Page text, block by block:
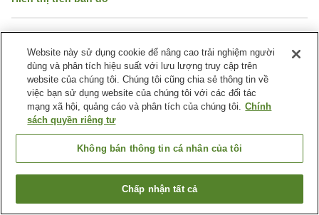
Bãi đỗ xe
Phòng Phơi Thiết Bị Trượt
Tuyết
Giao Hàng Tận Nhà
Dịch Vụ Cho Thuê Đồ Trượt
Tuyết
Trang chủ
Tìm phòng trống
Website này sử dụng cookie để nâng cao trải nghiệm người
dùng và phân tích hiệu suất với lưu lượng truy cập trên
website của chúng tôi. Chúng tôi cũng chia sẻ thông tin về
việc bạn sử dụng website của chúng tôi với các đối tác
mạng xã hội, quảng cáo và phân tích của chúng tôi. Chính
sách quyền riêng tư
Không bán thông tin cá nhân của tôi
Chấp nhận tất cả